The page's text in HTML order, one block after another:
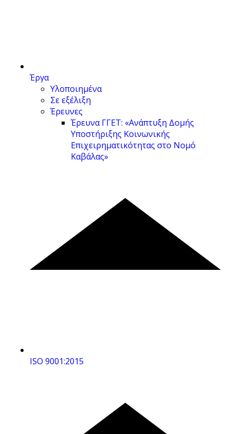
Έργα
Υλοποιημένα
Σε εξέλιξη
Έρευνες
Έρευνα ΓΓΕΤ: «Ανάπτυξη Δομής
Υποστήριξης Κοινωνικής
Επιχειρηματικότητας στο Νομό
Καβάλας»
ISO 9001:2015